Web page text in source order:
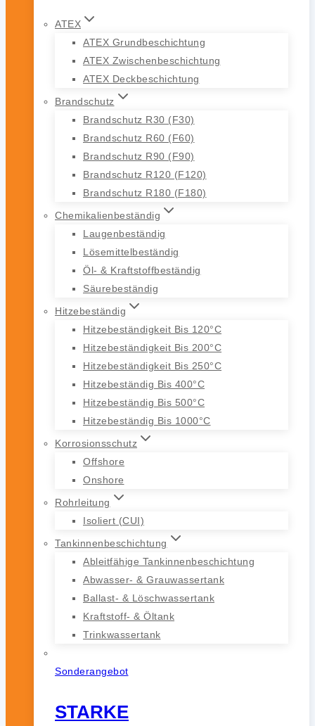
ATEX
ATEX Grundbeschichtung
ATEX Zwischenbeschichtung
ATEX Deckbeschichtung
Brandschutz
Brandschutz R30 (F30)
Brandschutz R60 (F60)
Brandschutz R90 (F90)
Brandschutz R120 (F120)
Brandschutz R180 (F180)
Chemikalienbeständig
Laugenbeständig
Lösemittelbeständig
Öl- & Kraftstoffbeständig
Säurebeständig
Hitzebeständig
Hitzebeständigkeit Bis 120°C
Hitzebeständigkeit Bis 200°C
Hitzebeständigkeit Bis 250°C
Hitzebeständig Bis 400°C
Hitzebeständig Bis 500°C
Hitzebeständig Bis 1000°C
Korrosionsschutz
Offshore
Onshore
Rohrleitung
Isoliert (CUI)
Tankinnenbeschichtung
Ableitfähige Tankinnenbeschichtung
Abwasser- & Grauwassertank
Ballast- & Löschwassertank
Kraftstoff- & Öltank
Trinkwassertank
Sonderangebot
STARKE